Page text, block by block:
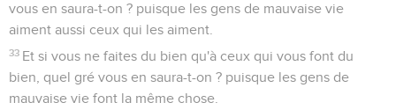
vous en saura-t-on ? puisque les gens de mauvaise vie
aiment aussi ceux qui les aiment.
33 Et si vous ne faites du bien qu'à ceux qui vous font du
bien, quel gré vous en saura-t-on ? puisque les gens de
mauvaise vie font la même chose.